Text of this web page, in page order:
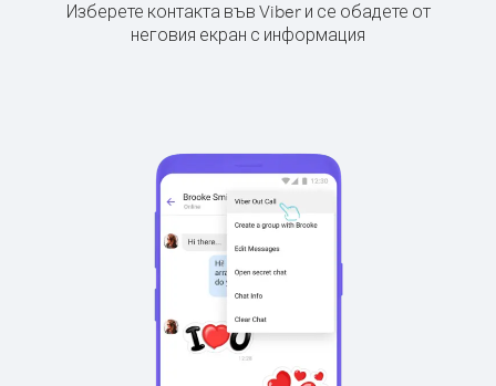
Изберете контакта във Viber и се обадете от
неговия екран с информация